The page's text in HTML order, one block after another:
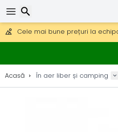
DHL Express peste noapte, de
30 zile pentru retur, 90 zile
Cele mai bune prețuri la
Acasă În aer liber și camping